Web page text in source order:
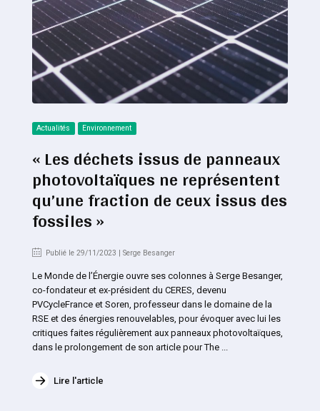
Actualités Environnement
« Les déchets issus de panneaux
photovoltaïques ne représentent
qu’une fraction de ceux issus des
fossiles »
Publié le 29/11/2023 | Serge Besanger
Le Monde de l’Énergie ouvre ses colonnes à Serge Besanger,
co-fondateur et ex-président du CERES, devenu
PVCycleFrance et Soren, professeur dans le domaine de la
RSE et des énergies renouvelables, pour évoquer avec lui les
critiques faites régulièrement aux panneaux photovoltaïques,
dans le prolongement de son article pour The ...
Lire l'article